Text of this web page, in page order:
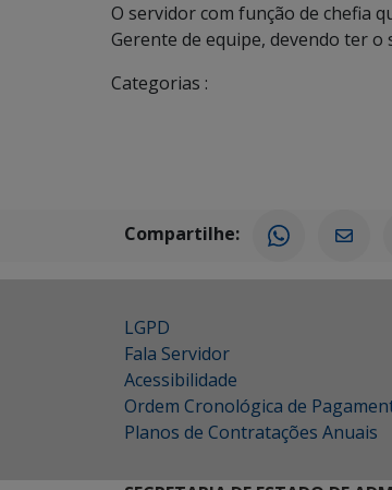
O servidor com função de chefia
Gerente de equipe, devendo ter
Categorias :
Compartilhe:
LGPD
Fala Servidor
Acessibilidade
Ordem Cronológica de
Planos de Contratações Anuais